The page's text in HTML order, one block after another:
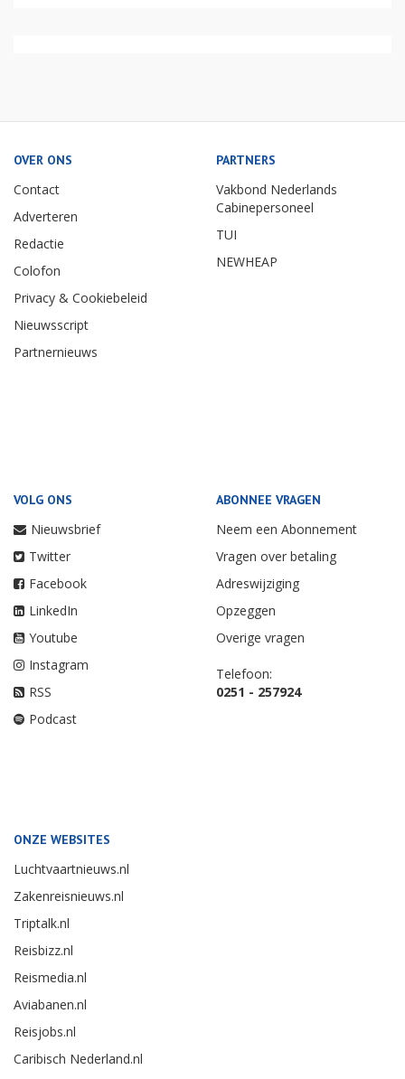
OVER ONS
Contact
Adverteren
Redactie
Colofon
Privacy & Cookiebeleid
Nieuwsscript
Partnernieuws
PARTNERS
Vakbond Nederlands
Cabinepersoneel
TUI
NEWHEAP
VOLG ONS
Nieuwsbrief
Twitter
Facebook
LinkedIn
Youtube
Instagram
RSS
Podcast
ABONNEE VRAGEN
Neem een Abonnement
Vragen over betaling
Adreswijziging
Opzeggen
Overige vragen
Telefoon:
0251 - 257924
ONZE WEBSITES
Luchtvaartnieuws.nl
Zakenreisnieuws.nl
Triptalk.nl
Reisbizz.nl
Reismedia.nl
Aviabanen.nl
Reisjobs.nl
Caribisch Nederland.nl